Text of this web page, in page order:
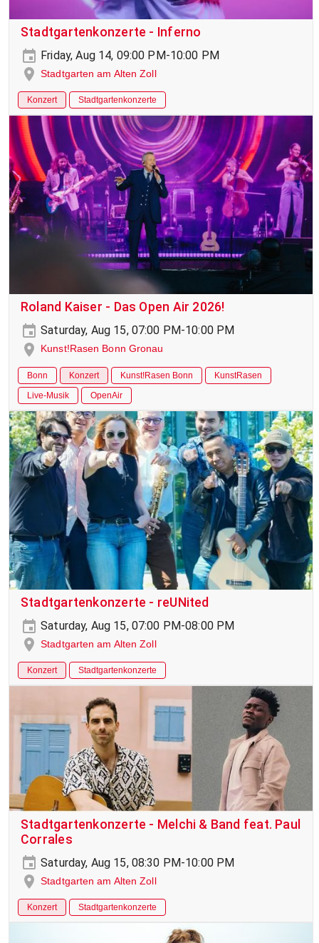
Stadtgartenkonzerte - Inferno
Friday, Aug 14, 09:00 PM-10:00 PM
Stadtgarten am Alten Zoll
Konzert Stadtgartenkonzerte
Roland Kaiser - Das Open Air 2026!
Saturday, Aug 15, 07:00 PM-10:00 PM
Kunst!Rasen Bonn Gronau
Bonn Konzert Kunst!Rasen Bonn
KunstRasen
Live-Musik
OpenAir
Stadtgartenkonzerte - reUNited
Saturday, Aug 15, 07:00 PM-08:00 PM
Stadtgarten am Alten Zoll
Konzert Stadtgartenkonzerte
Stadtgartenkonzerte - Melchi & Band feat. Paul
Corrales
Saturday, Aug 15, 08:30 PM-10:00 PM
Stadtgarten am Alten Zoll
Konzert Stadtgartenkonzerte